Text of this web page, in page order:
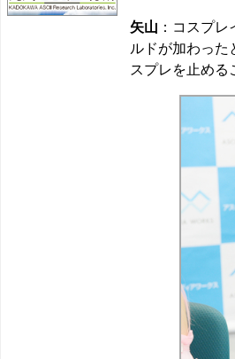
矢山 ：コスプ
ルドが加わった
スプレを止める